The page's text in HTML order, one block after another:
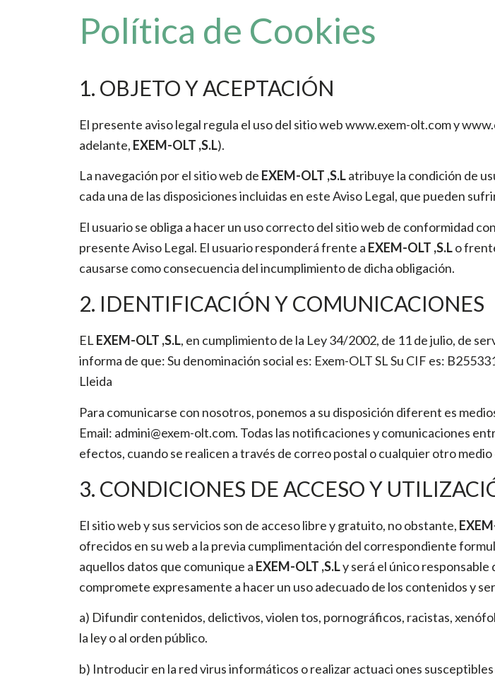
Política de Cookies
1. OBJETO Y ACEPTACIÓN
El presente aviso legal regula el uso del sitio web www.exem-olt.com y
adelante, EXEM-OLT ,S.L).
La navegación por el sitio web de EXEM-OLT ,S.Latribuye la condición de
cada una de las disposiciones incluidas en este Aviso Legal, que pueden
El usuario se obliga a hacer un uso correcto del sitio web de conformidad
presente Aviso Legal. El usuario responderá frente a EXEM-OLT ,S.Lo
causarse como consecuencia del incumplimiento de dicha obligación.
2. IDENTIFICACIÓN Y COMUNICACIONES
EL EXEM-OLT ,S.L, en cumplimiento de la Ley 34/2002, de 11 de julio, de
informa de que: Su denominación social es: Exem-OLT SL Su CIF es:
Lleida
Para comunicarse con nosotros, ponemos a su disposición diferent es
Email: admini@exem-olt.com. Todas las notificaciones y comunicaciones
efectos, cuando se realicen a través de correo postal o cualquier otro
3. CONDICIONES DE ACCESO Y
El sitio web y sus servicios son de acceso libre y gratuito, no obstante,
ofrecidos en su web a la previa cumplimentación del correspondiente
aquellos datos que comunique a EXEM-OLT ,S.Ly será el único responsable
compromete expresamente a hacer un uso adecuado de los contenidos y
a) Difundir contenidos, delictivos, violen tos, pornográficos, racistas,
la ley o al orden público.
b) Introducir en la red virus informáticos o realizar actuaci ones